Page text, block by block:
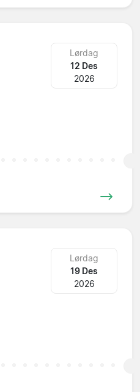
Lørdag
12 Des
2026
Lørdag
19 Des
2026